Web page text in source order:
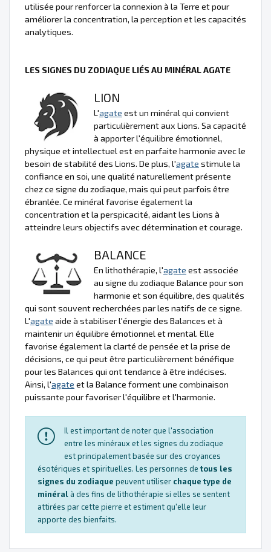
utilisée pour renforcer la connexion à la Terre et pour
améliorer la concentration, la perception et les capacités
analytiques.
LES SIGNES DU ZODIAQUE LIÉS AU MINÉRAL AGATE
LION
L'agate est un minéral qui convient
particulièrement aux Lions. Sa capacité
à apporter l'équilibre émotionnel,
physique et intellectuel est en parfaite harmonie avec le
besoin de stabilité des Lions. De plus, l'agate stimule la
confiance en soi, une qualité naturellement présente
chez ce signe du zodiaque, mais qui peut parfois être
ébranlée. Ce minéral favorise également la
concentration et la perspicacité, aidant les Lions à
atteindre leurs objectifs avec détermination et courage.
BALANCE
En lithothérapie, l'agate est associée
au signe du zodiaque Balance pour son
harmonie et son équilibre, des qualités
qui sont souvent recherchées par les natifs de ce signe.
L'agate aide à stabiliser l'énergie des Balances et à
maintenir un équilibre émotionnel et mental. Elle
favorise également la clarté de pensée et la prise de
décisions, ce qui peut être particulièrement bénéfique
pour les Balances qui ont tendance à être indécises.
Ainsi, l'agate et la Balance forment une combinaison
puissante pour favoriser l'équilibre et l'harmonie.
Il est important de noter que l'association
entre les minéraux et les signes du zodiaque
est principalement basée sur des croyances
ésotériques et spirituelles. Les personnes de tous les
signes du zodiaque peuvent utiliser chaque type de
minéralà des fins de lithothérapie si elles se sentent
attirées par cette pierre et estiment qu'elle leur
apporte des bienfaits.